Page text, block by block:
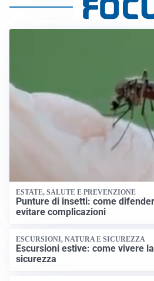
ESTATE, SALUTE E PREVENZIONE
Punture di insetti: come
evitare complicazioni
ESCURSIONI, NATURA E SICUREZZA
Escursioni estive: come vivere
sicurezza